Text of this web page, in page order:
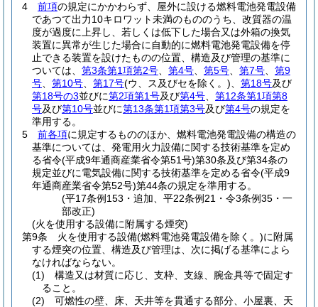
4
前項の規定にかかわらず、屋外に設ける燃料電池発電設備
であつて出力10キロワット未満のもののうち、改質器の温
度が過度に上昇し、若しくは低下した場合又は外箱の換気
装置に異常が生じた場合に自動的に燃料電池発電設備を停
止できる装置を設けたものの位置、構造及び管理の基準に
ついては、 第3条第1項第2号 第4号 第5号 第7号
第9
号
第10号 第17号(ウ、ス及びセを除く。) 第18号及び
第18号の3並びに第2項第1号及び第4号
第12条第1項第8
号及び第10号並びに第13条第1項第3号及び第4号の規定を
準用する。
5
前各項に規定するもののほか、燃料電池発電設備の構造の
基準については、発電用火力設備に関する技術基準を定め
る省令(平成9年通商産業省令第51号)第30条及び第34条の
規定並びに電気設備に関する技術基準を定める省令(平成9
年通商産業省令第52号)第44条の規定を準用する。
(平17条例153・追加、平22条例21・令3条例35・一
部改正)
(火を使用する設備に附属する煙突)
第9条
火を使用する設備(燃料電池発電設備を除く。)に附属
する煙突の位置、構造及び管理は、次に掲げる基準によら
なければならない。
(1)
構造又は材質に応じ、支枠、支線、腕金具等で固定す
ること。
(2)
可燃性の壁、床、天井等を貫通する部分、小屋裏、天